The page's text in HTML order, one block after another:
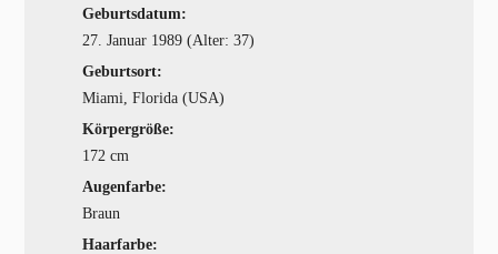
Geburtsdatum:
27. Januar 1989 (Alter: 37)
Geburtsort:
Miami, Florida (USA)
Körpergröße:
172 cm
Augenfarbe:
Braun
Haarfarbe: